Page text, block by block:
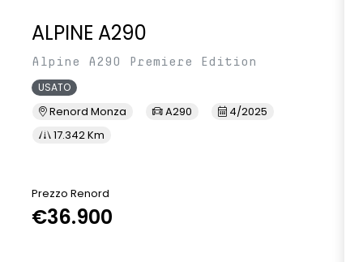
ALPINE A290
Alpine A290 Premiere Edition
USATO
Renord Monza A290
4/2025
17.342 Km
Prezzo Renord
€36.900